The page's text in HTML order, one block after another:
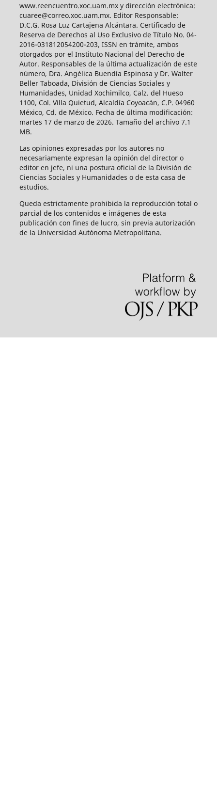
www.reencuentro.xoc.uam.mx y dirección electrónica:
cuaree@correo.xoc.uam.mx. Editor Responsable:
D.C.G. Rosa Luz Cartajena Alcántara. Certificado de
Reserva de Derechos al Uso Exclusivo de Título No. 04-
2016-031812054200-203, ISSN en trámite, ambos
otorgados por el Instituto Nacional del Derecho de
Autor. Responsables de la última actualización de este
número, Dra. Angélica Buendía Espinosa y Dr. Walter
Beller Taboada, División de Ciencias Sociales y
Humanidades, Unidad Xochimilco, Calz. del Hueso
1100, Col. Villa Quietud, Alcaldía Coyoacán, C.P. 04960
México, Cd. de México. Fecha de última modificación:
martes 17 de marzo de 2026. Tamaño del archivo 7.1
MB.
Las opiniones expresadas por los autores no
necesariamente expresan la opinión del director o
editor en jefe, ni una postura oficial de la División de
Ciencias Sociales y Humanidades o de esta casa de
estudios.
Queda estrictamente prohibida la reproducción total o
parcial de los contenidos e imágenes de esta
publicación con fines de lucro, sin previa autorización
de la Universidad Autónoma Metropolitana.